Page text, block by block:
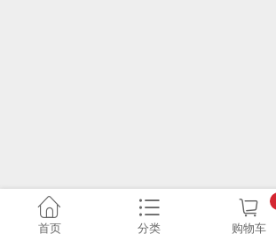
首页 分类 购物车